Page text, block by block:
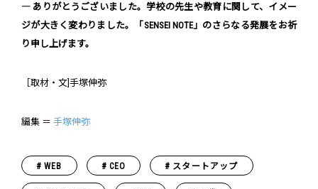
― ありがとうございました。学校の先生や教育に関して、イメー
ジが大きく変わりました。「SENSEI NOTE」のさらなる発展をお祈
り申し上げます。
［取材・文]手塚伸弥
編集 ＝ 手塚伸弥
WEB CEO スタートアップ